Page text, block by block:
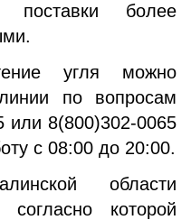
более
угля можно
по вопросам
8(800)302-0065
с 08:00 до 20:00.
области
согласно которой